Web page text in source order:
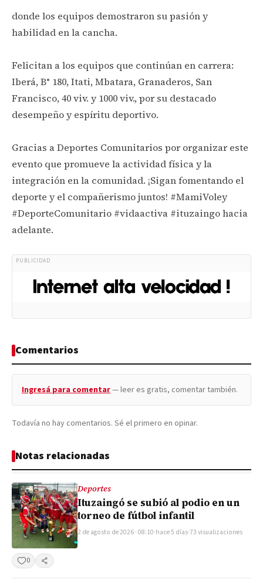
donde los equipos demostraron su pasión y
habilidad en la cancha.
Felicitan a los equipos que continúan en carrera:
Iberá, B° 180, Itati, Mbatara, Granaderos, San
Francisco, 40 viv. y 1000 viv., por su destacado
desempeño y espíritu deportivo.
Gracias a Deportes Comunitarios por organizar este
evento que promueve la actividad física y la
integración en la comunidad. ¡Sigan fomentando el
deporte y el compañerismo juntos! #MamiVoley
#DeporteComunitario #vidaactiva #ituzaingo hacia
adelante.
PUBLICIDAD
Comentarios
Ingresá para comentar— leer es gratis, comentar también.
Todavía no hay comentarios. Sé el primero en opinar.
Notas relacionadas
Deportes
Ituzaingó se subió al podio en un
torneo de fútbol infantil
2 de agosto de 2026 · 08:10·hace 5 días·73 visualizaciones
0 Compartir